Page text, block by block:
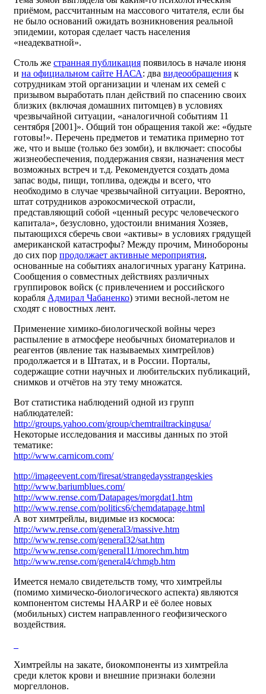
приёмом, рассчитанным на массового читателя, если бы
не было оснований ожидать возникновения реальной
эпидемии, которая сделает часть населения
«неадекватной».
Столь же странная публикация появилось в начале июня
и на официальном сайте НАСА: два видеообращения к
сотрудникам этой организации и членам их семей с
призывом выработать план действий по спасению своих
близких (включая домашних питомцев) в условиях
чрезвычайной ситуации, «аналогичной событиям 11
сентября [2001]». Общий тон обращения такой же: «будьте
готовы!». Перечень предметов и тематика примерно тот
же, что и выше (только без зомби), и включает: способы
жизнеобеспечения, поддержания связи, назначения мест
возможных встреч и т.д. Рекомендуется создать дома
запас воды, пищи, топлива, одежды и всего, что
необходимо в случае чрезвычайной ситуации. Вероятно,
штат сотрудников аэрокосмической отрасли,
представляющий собой «ценный ресурс человеческого
капитала», безусловно, удостоили внимания Хозяев,
пытающихся сберечь свои «активы» в условиях грядущей
американской катастрофы? Между прочим, Минобороны
до сих пор продолжает активные мероприятия,
основанные на событиях аналогичных урагану Катрина.
Сообщения о совместных действиях различных
группировок войск (с привлечением и российского
корабля Адмирал Чабаненко) этими весной-летом не
сходят с новостных лент.
Применение химико-биологической войны через
распыление в атмосфере необычных биоматериалов и
реагентов (явление так называемых химтрейлов)
продолжается и в Штатах, и в России. Порталы,
содержащие сотни научных и любительских публикаций,
снимков и отчётов на эту тему множатся.
Вот статистика наблюдений одной из групп
наблюдателей:
http://groups.yahoo.com/group/chemtrailtrackingusa/
Некоторые исследования и массивы данных по этой
тематике:
http://www.carnicom.com/
http://imageevent.com/firesat/strangedaysstrangeskies
http://www.bariumblues.com/
http://www.rense.com/Datapages/morgdat1.htm
http://www.rense.com/politics6/chemdatapage.html
А вот химтрейлы, видимые из космоса:
http://www.rense.com/general3/massive.htm
http://www.rense.com/general32/sat.htm
http://www.rense.com/general11/morechm.htm
http://www.rense.com/general4/chmgb.htm
Имеется немало свидетельств тому, что химтрейлы
(помимо химическо-биологического аспекта) являются
компонентом системы HAARP и её более новых
(мобильных) систем направленного геофизического
воздействия.
Химтрейлы на закате, биокомпоненты из химтрейла
среди клеток крови и внешние признаки болезни
моргеллонов.